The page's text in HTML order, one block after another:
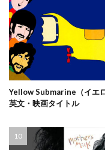
Yellow Submarine（イエ
英文・映画タイトル